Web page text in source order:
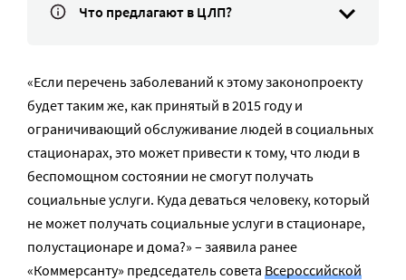
Что предлагают в ЦЛП?
«Если перечень заболеваний к этому законопроекту
будет таким же, как принятый в 2015 году и
ограничивающий обслуживание людей в социальных
стационарах, это может привести к тому, что люди в
беспомощном состоянии не смогут получать
социальные услуги. Куда деваться человеку, который
не может получать социальные услуги в стационаре,
полустационаре и дома?» – заявила ранее
«Коммерсанту» председатель совета Всероссийской